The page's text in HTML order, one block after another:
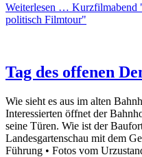
Weiterlesen … Kurzfilmabend
politisch Filmtour"
Tag des offenen
Wie sieht es aus im alten
Interessierten öffnet der
seine Türen. Wie ist der
Landesgartenschau mit dem
Führung • Fotos vom